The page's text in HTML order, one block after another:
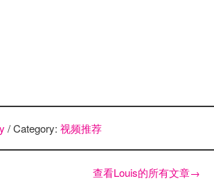
/ Category: 视频推荐
查看Louis的所有文章→